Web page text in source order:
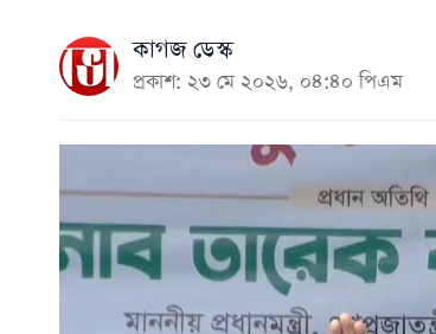
কাগজ ডেস্ক
প্রকাশ: ২৩ মে ২০২৬, ০৪:৪০ পিএম